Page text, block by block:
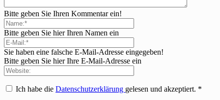
Bitte geben Sie Ihren Kommentar ein!
Bitte geben Sie hier Ihren Namen ein
Sie haben eine falsche E-Mail-Adresse eingegeben!
Bitte geben Sie hier Ihre E-Mail-Adresse ein
Ich habe die Datenschutzerklärung gelesen und akzeptiert. *